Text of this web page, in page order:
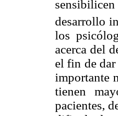
desarrollo
los
acerca del
el fin de
importante
tienen
pacientes,